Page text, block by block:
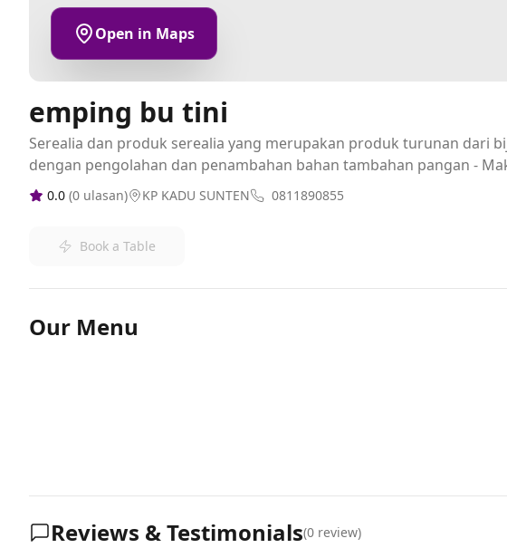
Open in Maps
emping bu tini
Serealia dan produk serealia yang merupakan produk turunan dari
dengan pengolahan dan penambahan bahan tambahan pangan -
0.0 (0 ulasan) KP KADU SUNTEN 0811890855
Book a Table
Our Menu
Reviews & Testimonials(0 review)